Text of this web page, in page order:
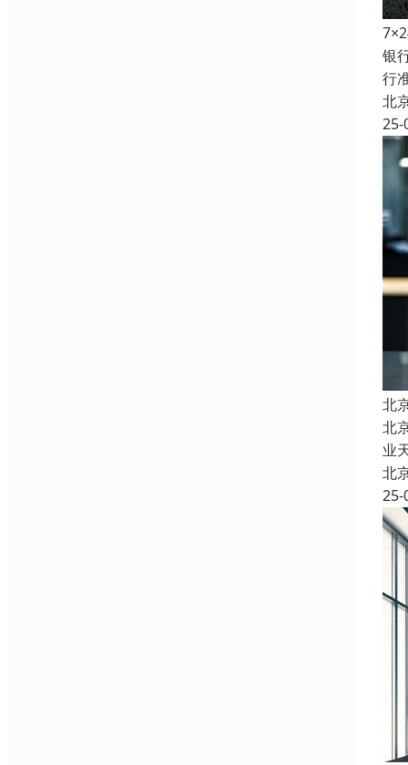
银
行
北
25-
北
北
业
北
25-